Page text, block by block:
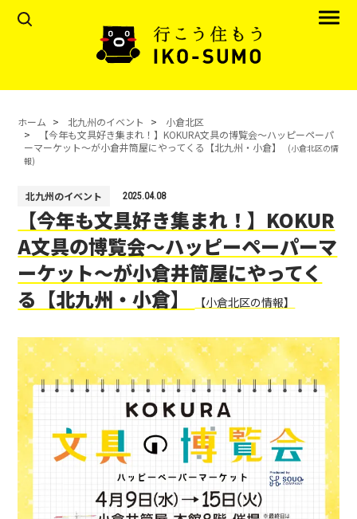
ホーム 北九州のイベント
小倉北区
【今年も文具好き集まれ！】KOKURA文具の博覧会〜ハッピーペーパ
ーマーケット〜が小倉井筒屋にやってくる【北九州・小倉】
(小倉北区の情
報)
北九州のイベント 2025.04.08
【今年も文具好き集まれ！】KOKUR
A文具の博覧会〜ハッピーペーパーマ
ーケット〜が小倉井筒屋にやってく
る【北九州・小倉】
【小倉北区の情報】